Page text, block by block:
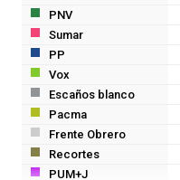
PNV
Sumar
PP
Vox
Escaños blanco
Pacma
Frente Obrero
Recortes
PUM+J